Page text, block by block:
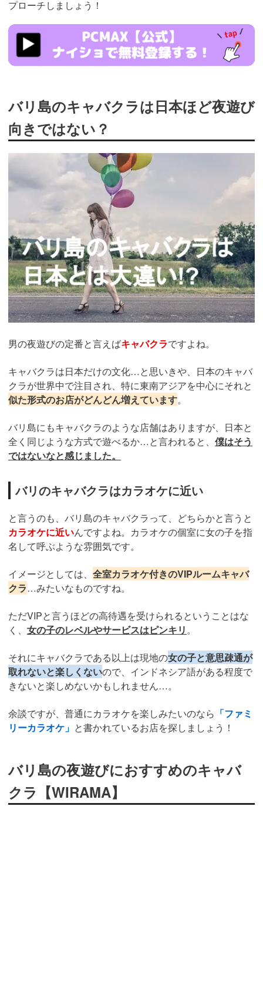
プローチしましょう！
https://pcmax.jp/lp/?
ad_id=rm307152
バリ島のキャバクラは日本ほど夜遊び
向きではない？
男の夜遊びの定番と言えばキャバクラですよね。
キャバクラは日本だけの文化…と思いきや、日本のキャバ
クラが世界中で注目され、特に東南アジアを中心にそれと
似た形式のお店がどんどん増えています。
バリ島にもキャバクラのような店舗はありますが、日本と
全く同じような方式で遊べるか…と言われると、 僕はそう
ではないなと感じました。
バリのキャバクラはカラオケに近い
と言うのも、バリ島のキャバクラって、どちらかと言うと
カラオケに近いんですよね。カラオケの個室に女の子を指
名して呼ぶような雰囲気です。
イメージとしては、 全室カラオケ付きのVIPルームキャバ
クラ…みたいなものですね。
ただVIPと言うほどの高待遇を受けられるということはな
く、 女の子のレベルやサービスはピンキリ。
それにキャバクラである以上は現地の女の子と意思疎通が
取れないと楽しくないので、インドネシア語がある程度で
きないと楽しめないかもしれません…。
余談ですが、普通にカラオケを楽しみたいのなら 「ファミ
リーカラオケ」 と書かれているお店を探しましょう！
バリ島の夜遊びにおすすめのキャバ
クラ【WIRAMA】